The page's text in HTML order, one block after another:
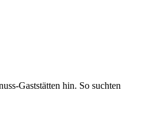
Gaststätten hin. So suchten